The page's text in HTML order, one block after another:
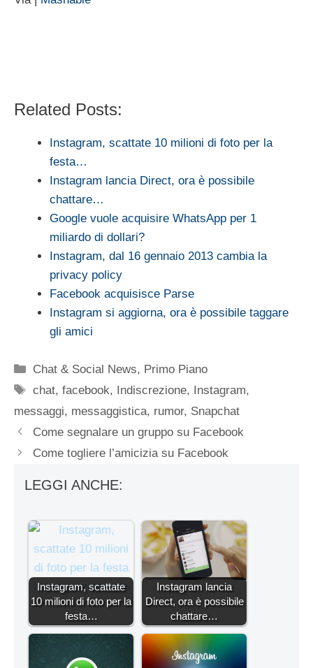
Related Posts:
Instagram, scattate 10 milioni di foto per la
festa…
Instagram lancia Direct, ora è possibile
chattare…
Google vuole acquisire WhatsApp per 1
miliardo di dollari?
Instagram, dal 16 gennaio 2013 cambia la
privacy policy
Facebook acquisisce Parse
Instagram si aggiorna, ora è possibile taggare
gli amici
Categorie
Chat & Social News, Primo Piano
Tag
chat,facebook, Indiscrezione, Instagram,
messaggi, messaggistica, rumor, Snapchat
Come segnalare un gruppo su Facebook
Come togliere l’amicizia su Facebook
LEGGI ANCHE:
Instagram, scattate
10 milioni di foto per la
festa…
Instagram lancia
Direct, ora è possibile
chattare…